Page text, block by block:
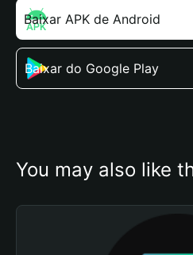
Baixar APK de Android
Baixar do Google Play
You may also like